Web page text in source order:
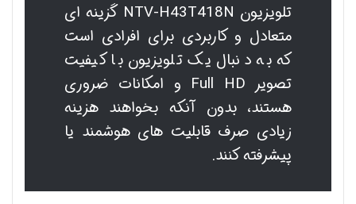
تلویزیون NTV-H43T418N گزینه ای
متعادل و کاربردی برای افرادی است
که به دنبال یک تلویزیون با کیفیت
تصویر Full HD و امکانات ضروری
هستند، بدون آنکه بخواهند هزینه
زیادی صرف قابلیت های هوشمند یا
پیشرفته کنند.